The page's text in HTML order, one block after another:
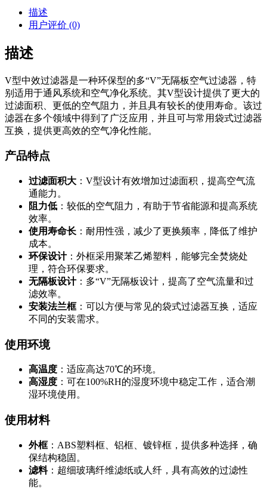
描述
用户评价 (0)
描述
V型中效过滤器是一种环保型的多“V”无隔板空气过滤器，特
别适用于通风系统和空气净化系统。其V型设计提供了更大的
过滤面积、更低的空气阻力，并且具有较长的使用寿命。该过
滤器在多个领域中得到了广泛应用，并且可与常用袋式过滤器
互换，提供更高效的空气净化性能。
产品特点
过滤面积大 ：V型设计有效增加过滤面积，提高空气流
通能力。
阻力低 ：较低的空气阻力，有助于节省能源和提高系统
效率。
使用寿命长 ：耐用性强，减少了更换频率，降低了维护
成本。
环保设计：外框采用聚苯乙烯塑料，能够完全焚烧处
理，符合环保要求。
无隔板设计：多“V”无隔板设计，提高了空气流量和过
滤效率。
安装法兰框：可以方便与常见的袋式过滤器互换，适应
不同的安装需求。
使用环境
高温度 ：适应高达70℃的环境。
高湿度 ：可在100%RH的湿度环境中稳定工作，适合潮
湿环境使用。
使用材料
外框：ABS塑料框、铝框、镀锌框，提供多种选择，确
保结构稳固。
滤料：超细玻璃纤维滤纸或人纤，具有高效的过滤性
能。